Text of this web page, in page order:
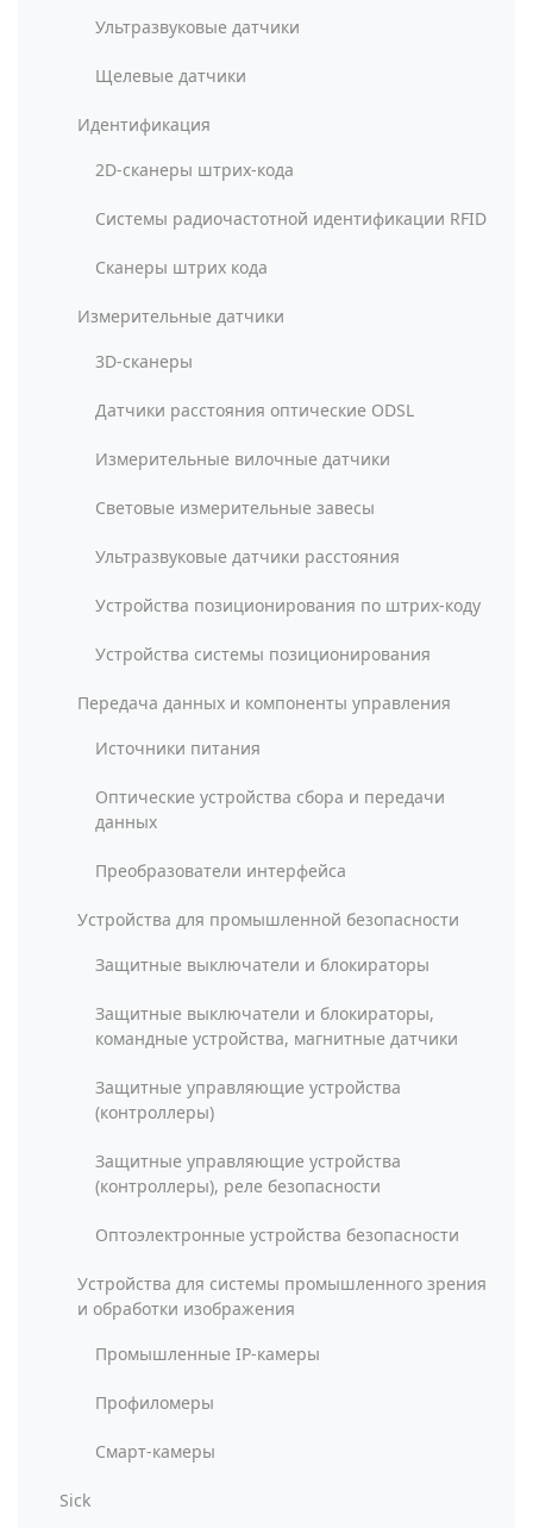
Ультразвуковые датчики
Щелевые датчики
Идентификация
2D-сканеры штрих-кода
Системы радиочастотной идентификации RFID
Сканеры штрих кода
Измерительные датчики
3D-сканеры
Датчики расстояния оптические ODSL
Измерительные вилочные датчики
Световые измерительные завесы
Ультразвуковые датчики расстояния
Устройства позиционирования по штрих-коду
Устройства системы позиционирования
Передача данных и компоненты управления
Источники питания
Оптические устройства сбора и передачи
данных
Преобразователи интерфейса
Устройства для промышленной безопасности
Защитные выключатели и блокираторы
Защитные выключатели и блокираторы,
командные устройства, магнитные датчики
Защитные управляющие устройства
(контроллеры)
Защитные управляющие устройства
(контроллеры), реле безопасности
Оптоэлектронные устройства безопасности
Устройства для системы промышленного зрения
и обработки изображения
Промышленные IP-камеры
Профиломеры
Смарт-камеры
Sick